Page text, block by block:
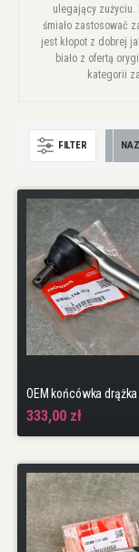
ulegający
śmiało zastosować
jest kłopot z dobrej
biało z ofertą
kategorii
FILTER
333,00 zł